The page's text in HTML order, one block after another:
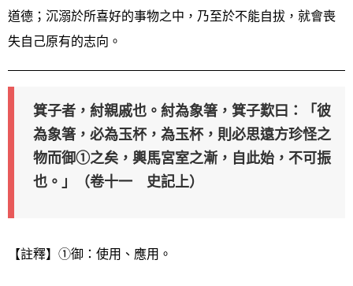
道德；沉溺於所喜好的事物之中，乃至於不能自拔，就會喪
失自己原有的志向。
箕子者，紂親戚也。紂為象箸，箕子歎曰：「彼
為象箸，必為玉杯，為玉杯，則必思遠方珍怪之
物而御①之矣，輿馬宮室之漸，自此始，不可振
也。」（卷十一 史記上）
【註釋】①御：使用、應用。